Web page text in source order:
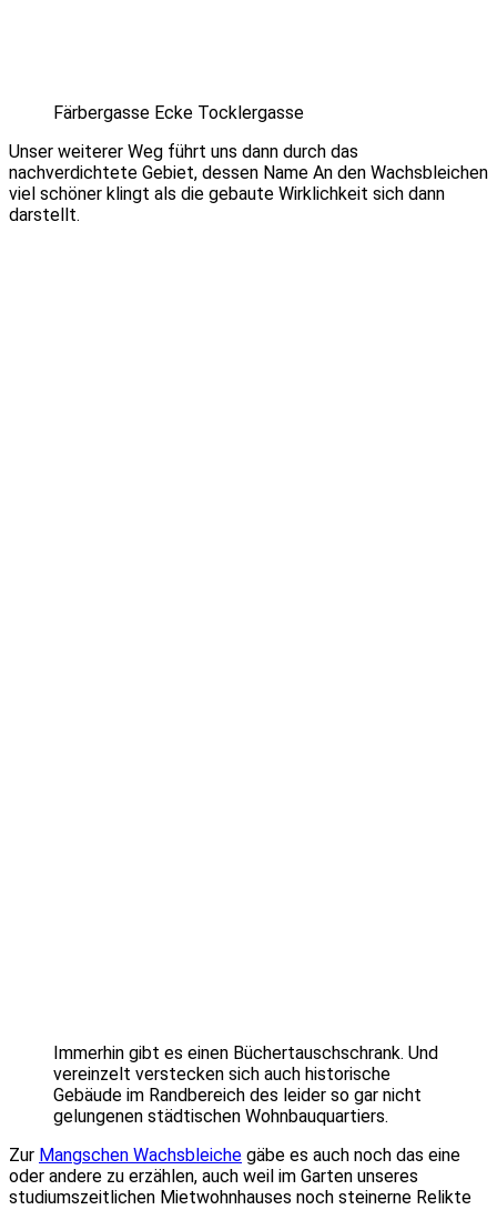
Färbergasse Ecke Tocklergasse
Unser weiterer Weg führt uns dann durch das
nachverdichtete Gebiet, dessen Name An den Wachsbleichen
viel schöner klingt als die gebaute Wirklichkeit sich dann
darstellt.
Immerhin gibt es einen Büchertauschschrank. Und
vereinzelt verstecken sich auch historische
Gebäude im Randbereich des leider so gar nicht
gelungenen städtischen Wohnbauquartiers.
Zur Mangschen Wachsbleiche gäbe es auch noch das eine
oder andere zu erzählen, auch weil im Garten unseres
studiumszeitlichen Mietwohnhauses noch steinerne Relikte